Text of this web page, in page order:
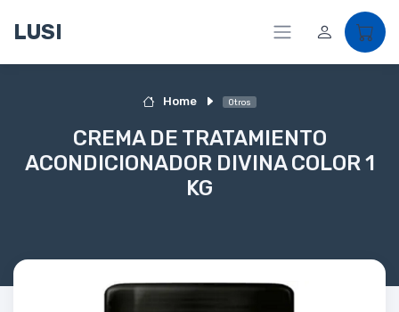
LUSI
Home Otros
CREMA DE TRATAMIENTO
ACONDICIONADOR DIVINA COLOR 1
KG